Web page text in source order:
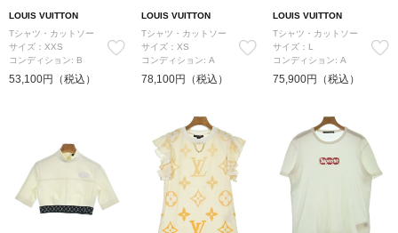
LOUIS VUITTON
Tシャツ・カットソー
サイズ：XXS
コンディション: B
53,100円（税込）
LOUIS VUITTON
Tシャツ・カットソー
サイズ：XS
コンディション: A
78,100円（税込）
LOUIS VUITTON
Tシャツ・カットソー
サイズ：L
コンディション: A
75,900円（税込）